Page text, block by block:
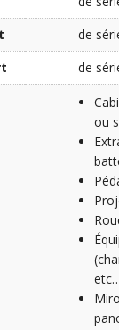
de
de
ou